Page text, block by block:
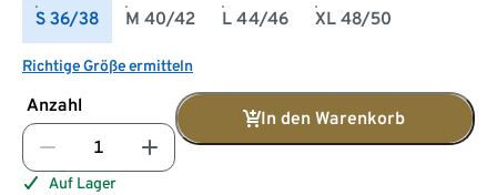
S 36/38 M 40/42 L 44/46 XL 48/50
Richtige Größe ermitteln
Anzahl
In den Warenkorb
Auf Lager